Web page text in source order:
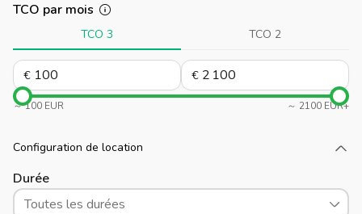
TCO par mois
TCO 3 TCO 2
€ €
～ 100 EUR ～ 2100 EUR+
Configuration de location
Durée
Toutes les durées